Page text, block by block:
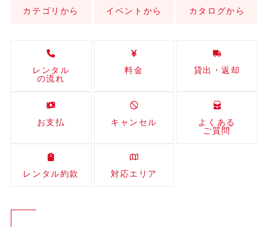
カテゴリから イベントから カタログから
レンタル
の流れ
料金 貸出・返却
お支払 キャンセル
よくある
ご質問
レンタル約款 対応エリア